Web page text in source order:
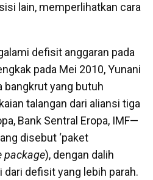
lain, memperlihatkan cara
defisit anggaran pada
pada Mei 2010, Yunani
bangkrut yang butuh
talangan dari aliansi tiga
Bank Sentral Eropa, IMF—
disebut ‘paket
package), dengan dalih
dari defisit yang lebih parah.